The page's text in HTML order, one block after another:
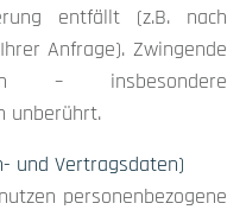
entfällt (z.B. nach
Anfrage). Zwingende
– insbesondere
unberührt.
und Vertragsdaten)
personenbezogene